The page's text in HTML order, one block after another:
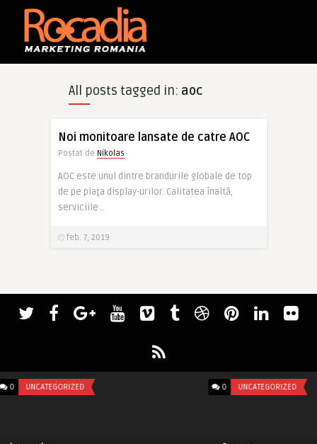
All posts tagged in: aoc
Noi monitoare lansate de catre AOC
Postat de Nikolas
AOC este unul dintre brandurile globale de top
de pe piaţa display-urilor. Calitatea înaltă,
serviciile ..
feb. 7, 2019
UNCATEGORIZED